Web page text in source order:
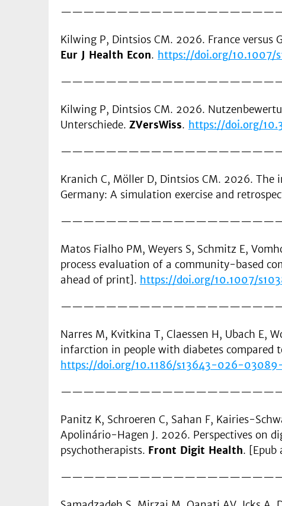
Kilwing P, Dintsios CM. 2026. France
Eur J Health Econ. https://doi.org/
Kilwing P, Dintsios CM. 2026.
Unterschiede. ZVersWiss. https://doi.org/
Kranich C, Möller D, Dintsios CM. 2026.
Germany: A simulation exercise and
Matos Fialho PM, Weyers S, Schmitz E,
process evaluation of a community-based
ahead of print]. https://doi.org/10.1007/
Narres M, Kvitkina T, Claessen H, Ubach E,
infarction in people with diabetes compared
https://doi.org/10.1186/s13643-026-
Panitz K, Schroeren C, Sahan F, Kairies-
Apolinário-Hagen J. 2026. Perspectives on
psychotherapists. Front Digit Health. [Epub